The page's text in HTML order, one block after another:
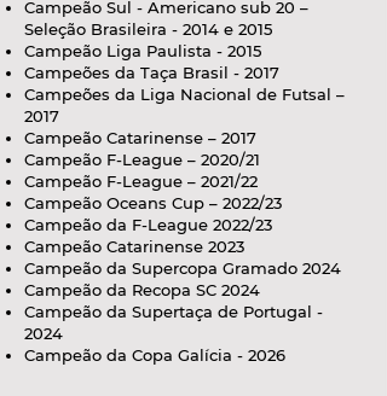
Campeão Sul - Americano sub 20 –
Seleção Brasileira - 2014 e 2015
Campeão Liga Paulista - 2015
Campeões da Taça Brasil - 2017
Campeões da Liga Nacional de Futsal –
2017
Campeão Catarinense – 2017
Campeão F-League – 2020/21
Campeão F-League – 2021/22
Campeão Oceans Cup – 2022/23
Campeão da F-League 2022/23
Campeão Catarinense 2023
Campeão da Supercopa Gramado 2024
Campeão da Recopa SC 2024
Campeão da Supertaça de Portugal -
2024
Campeão da Copa Galícia - 2026